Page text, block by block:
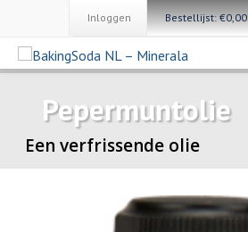
Inloggen Bestellijst:€0,00
Pepermuntolie
Een verfrissende olie